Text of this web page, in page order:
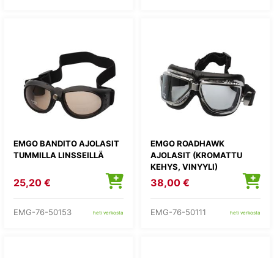
EMGO BANDITO AJOLASIT
TUMMILLA LINSSEILLÄ
25,20 €
EMG-76-50153 heti verkosta
EMGO ROADHAWK
AJOLASIT (KROMATTU
KEHYS, VINYYLI)
38,00 €
EMG-76-50111 heti verkosta